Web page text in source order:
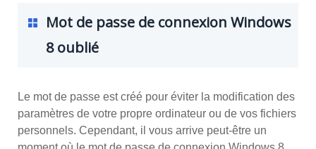
Mot de passe de connexion Windows
8 oublié
Le mot de passe est créé pour éviter la modification des
paramètres de votre propre ordinateur ou de vos fichiers
personnels. Cependant, il vous arrive peut-être un